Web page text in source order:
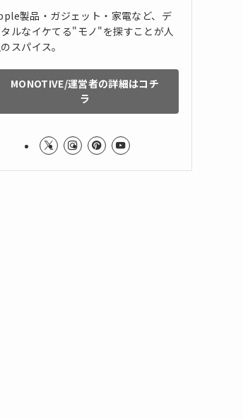
製品・ガジェット・家電など、デ
ルなイケてる"モノ"を探すことが人
スパイス。
MONOTIVE/運営者の詳細はコチ
ラ